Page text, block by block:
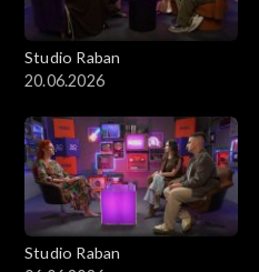
Studio Raban
20.06.2026
Studio Raban